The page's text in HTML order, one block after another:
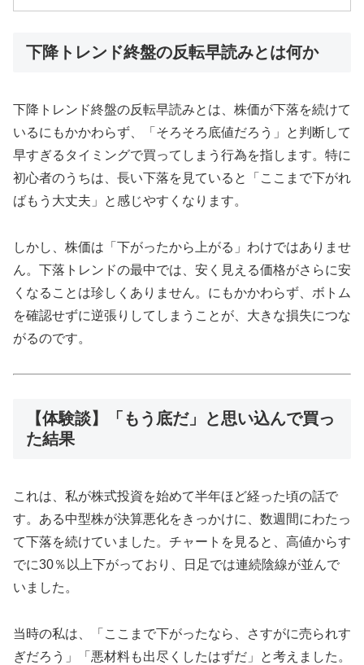
下降トレンド終盤の反転早読みとは何か
下降トレンド終盤の反転早読みとは、株価が下落を続けて
いるにもかかわらず、「そろそろ底値だろう」と判断して
早すぎるタイミングで買ってしまう行為を指します。特に
初心者のうちは、長い下落を見ていると「ここまで下がれ
ばもう大丈夫」と感じやすくなります。
しかし、株価は「下がったから上がる」わけではありませ
ん。下落トレンドの最中では、安く見える価格がさらに安
くなることは珍しくありません。にもかかわらず、ボトム
を確認せずに逆張りしてしまうことが、大きな損失につな
がるのです。
【体験談】「もう底だ」と思い込んで買っ
た結果
これは、私が株式投資を始めて半年ほど経った頃の話で
す。ある中型株が決算悪化をきっかけに、数週間にわたっ
て下落を続けていました。チャートを見ると、高値からす
でに30％以上下がっており、日足では連続陰線が並んで
いました。
当時の私は、「ここまで下がったなら、さすがに売られす
ぎだろう」「悪材料も出尽くしたはずだ」と考えました。